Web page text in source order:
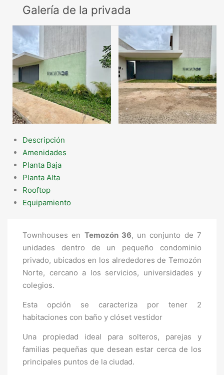
Galería de la privada
Descripción
Amenidades
Planta Baja
Planta Alta
Rooftop
Equipamiento
Townhouses en Temozón 36, un conjunto de 7
unidades dentro de un pequeño condominio
privado, ubicados en los alrededores de Temozón
Norte, cercano a los servicios, universidades y
colegios.
Esta opción se caracteriza por tener 2
habitaciones con baño y clóset vestidor
Una propiedad ideal para solteros, parejas y
familias pequeñas que desean estar cerca de los
principales puntos de la ciudad.